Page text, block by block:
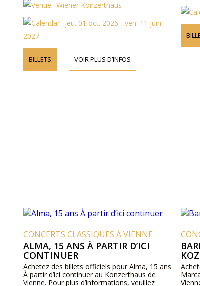
Wiener Konzerthaus
jeu. 01 oct. 2026 - ven. 11 juin
2027
BILLETS VOIR PLUS D’INFOS
CONCERTS CLASSIQUES À VIENNE
ALMA, 15 ANS À PARTIR D’ICI
CONTINUER
Achetez des billets officiels pour Alma, 15 ans
À partir d’ici continuer au Konzerthaus de
Vienne. Pour plus d’informations, veuillez